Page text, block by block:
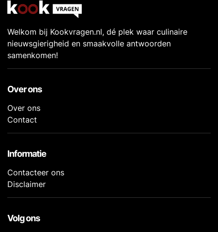
Welkom bij Kookvragen.nl, dé plek waar culinaire
nieuwsgierigheid en smaakvolle antwoorden
samenkomen!
Over ons
Over ons
Contact
Informatie
Contacteer ons
Disclaimer
Volg ons